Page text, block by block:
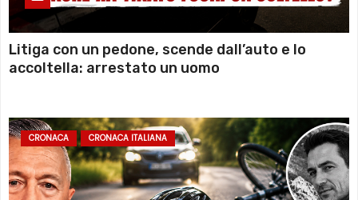
Litiga con un pedone, scende dall’auto e lo
accoltella: arrestato un uomo
CRONACA CRONACA ITALIANA